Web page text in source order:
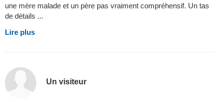
une mère malade et un père pas vraiment compréhensif. Un tas
de détails ...
Lire plus
Un visiteur